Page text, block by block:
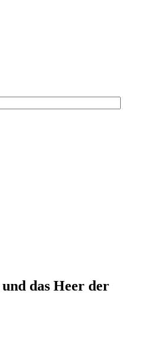
das Heer der